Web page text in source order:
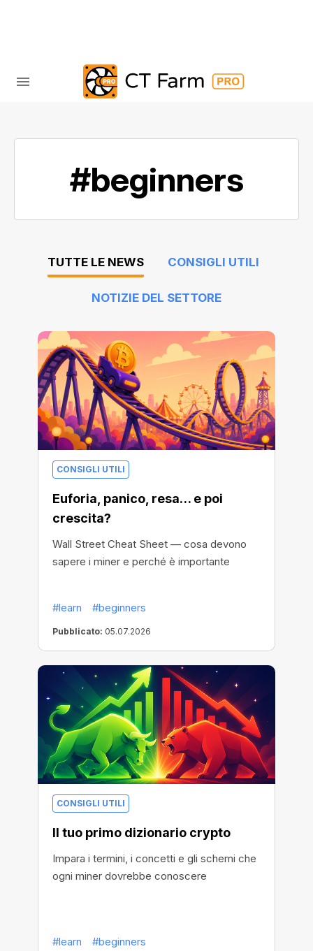
#beginners
TUTTE LE NEWS CONSIGLI UTILI
NOTIZIE DEL SETTORE
CONSIGLI UTILI
Euforia, panico, resa… e poi
crescita?
Wall Street Cheat Sheet — cosa devono
sapere i miner e perché è importante
#learn #beginners
Pubblicato: 05.07.2026
CONSIGLI UTILI
Il tuo primo dizionario crypto
Impara i termini, i concetti e gli schemi che
ogni miner dovrebbe conoscere
#learn #beginners